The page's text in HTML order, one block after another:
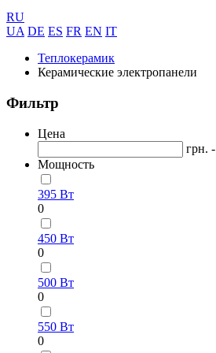
RU
UA DE ES FR EN IT
Теплокерамик
Керамические электропанели
Фильтр
Цена
грн. -
Мощность
395 Вт
0
450 Вт
0
500 Вт
0
550 Вт
0